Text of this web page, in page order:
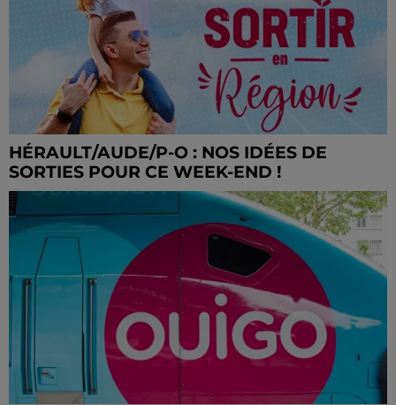
HÉRAULT/AUDE/P-O : NOS IDÉES DE
SORTIES POUR CE WEEK-END !